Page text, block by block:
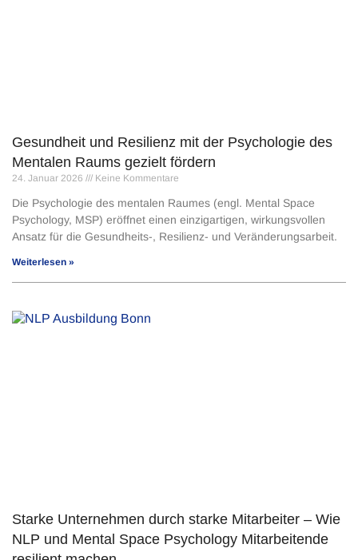
Gesundheit und Resilienz mit der Psychologie des
Mentalen Raums gezielt fördern
24. Januar 2026 Keine Kommentare
Die Psychologie des mentalen Raumes (engl. Mental Space
Psychology, MSP) eröffnet einen einzigartigen, wirkungsvollen
Ansatz für die Gesundheits-, Resilienz- und Veränderungsarbeit.
Weiterlesen »
Starke Unternehmen durch starke Mitarbeiter – Wie
NLP und Mental Space Psychology Mitarbeitende